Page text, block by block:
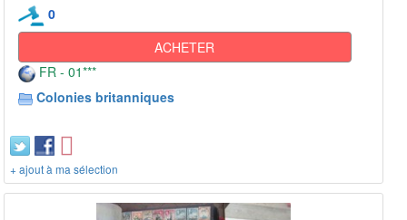
0
ACHETER
FR - 01***
Colonies britanniques
+ ajout à ma sélection